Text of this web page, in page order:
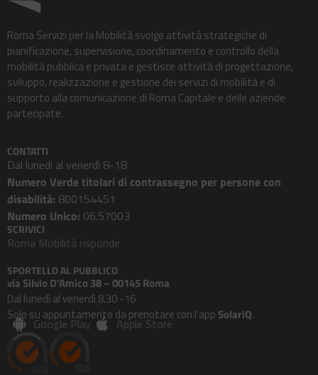
Roma Servizi per la Mobilità svolge attività strategiche di
pianificazione, supervisione, coordinamento e controllo della
mobilità pubblica e privata e gestisce attività di progettazione,
sviluppo, realizzazione e gestione dei servizi di mobilità e di
supporto alla comunicazione di Roma Capitale e delle aziende
partecipate.
CONTATTI
Dal lunedì al venerdì 8-18
Numero Verde titolari di contrassegno per persone con
disabilità: 800154451
Numero Unico: 06.57003
SCRIVICI
Roma Mobilità risponde
SPORTELLO AL PUBBLICO
via Silvio D’Amico 38 – 00145 Roma
Dal lunedì al venerdì 8.30 -16
Solo su appuntamento da prenotare con l’app SolariQ.
Google Play Apple Store